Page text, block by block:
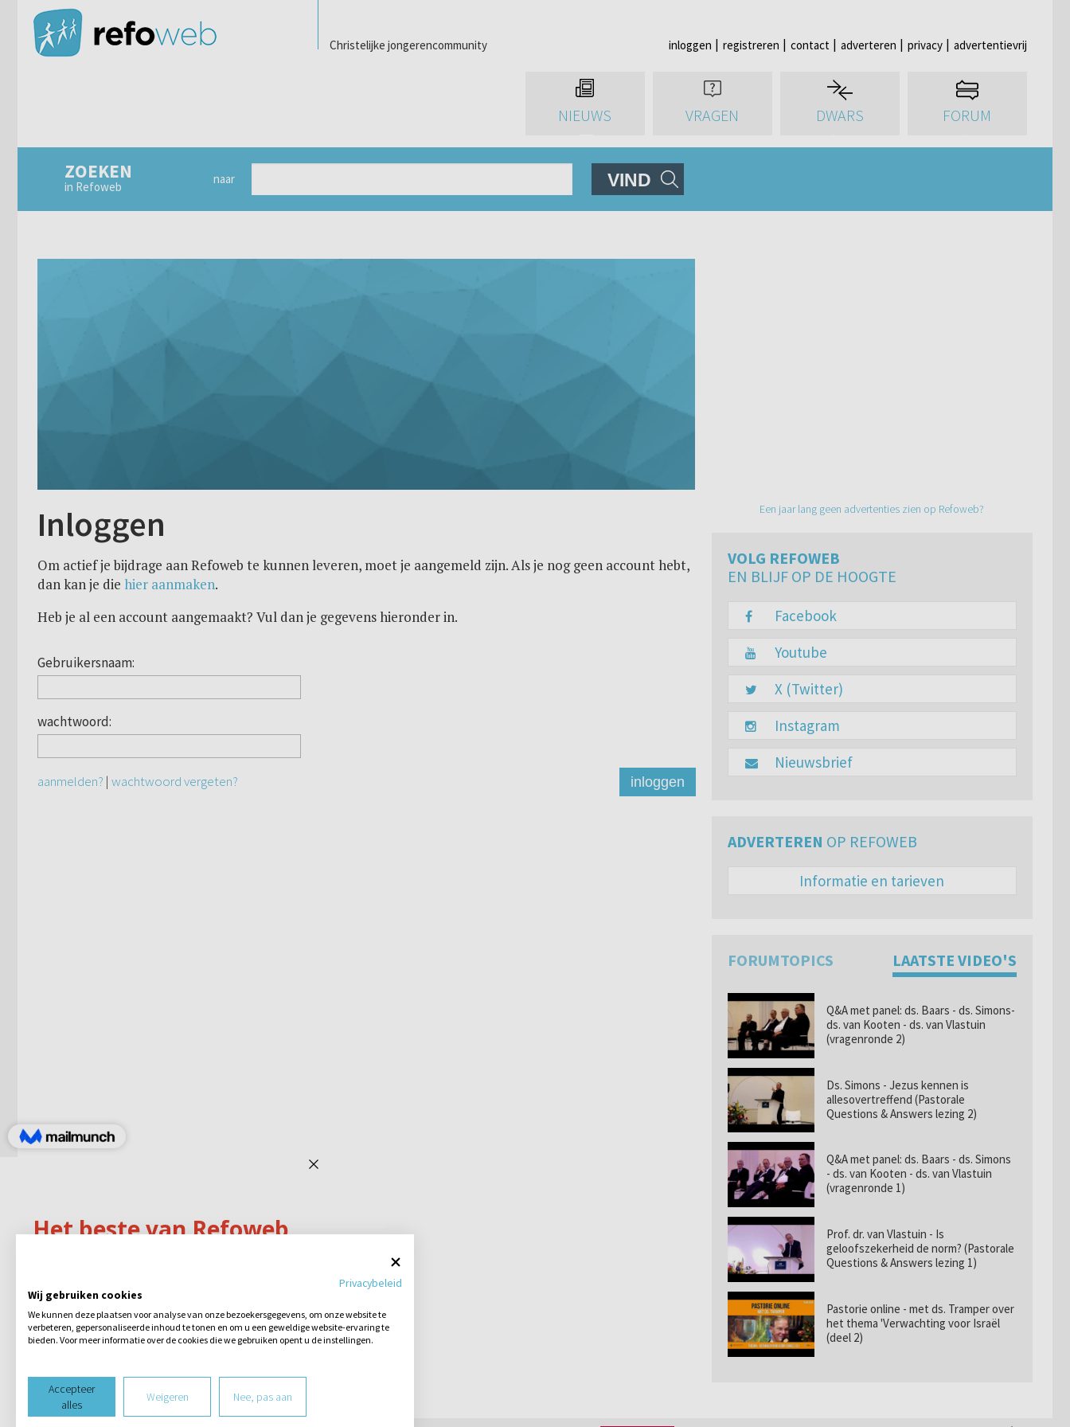
Christelijke jongerencommunity inloggen registreren contact adverteren privacy advertentievrij
NIEUWS VRAGEN DWARS FORUM
ZOEKEN
in Refoweb
naar VIND
Inloggen
Om actief je bijdrage aan Refoweb te kunnen leveren, moet je aangemeld zijn. Als je nog geen account hebt,
dan kan je die hier aanmaken.
Heb je al een account aangemaakt? Vul dan je gegevens hieronder in.
Gebruikersnaam:
wachtwoord:
aanmelden? | wachtwoord vergeten? inloggen
Een jaar lang geen advertenties zien op Refoweb?
VOLG REFOWEB
EN BLIJF OP DE HOOGTE
Facebook
Youtube
X (Twitter)
Instagram
Nieuwsbrief
ADVERTEREN OP REFOWEB
Informatie en tarieven
FORUMTOPICS LAATSTE VIDEO'S
Q&A met panel: ds. Baars - ds. Simons-
ds. van Kooten - ds. van Vlastuin
(vragenronde 2)
Ds. Simons - Jezus kennen is
allesovertreffend (Pastorale
Questions & Answers lezing 2)
Q&A met panel: ds. Baars - ds. Simons
- ds. van Kooten - ds. van Vlastuin
(vragenronde 1)
Prof. dr. van Vlastuin - Is
geloofszekerheid de norm? (Pastorale
Questions & Answers lezing 1)
Pastorie online - met ds. Tramper over
het thema 'Verwachting voor Israël
(deel 2)
Privacybeleid
Wij gebruiken cookies
We kunnen deze plaatsen voor analyse van onze bezoekersgegevens, om onze website te
verbeteren, gepersonaliseerde inhoud te tonen en om u een geweldige website-ervaring te
bieden. Voor meer informatie over de cookies die we gebruiken opent u de instellingen.
Accepteer
alles
Weigeren Nee, pas aan